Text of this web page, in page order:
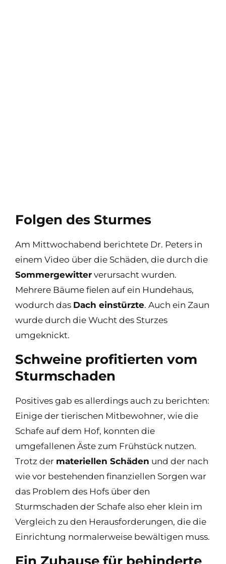
Folgen des Sturmes
Am Mittwochabend berichtete Dr. Peters in
einem Video über die Schäden, die durch die
Sommergewitter verursacht wurden.
Mehrere Bäume fielen auf ein Hundehaus,
wodurch das Dach einstürzte. Auch ein Zaun
wurde durch die Wucht des Sturzes
umgeknickt.
Schweine profitierten vom
Sturmschaden
Positives gab es allerdings auch zu berichten:
Einige der tierischen Mitbewohner, wie die
Schafe auf dem Hof, konnten die
umgefallenen Äste zum Frühstück nutzen.
Trotz der materiellen Schäden und der nach
wie vor bestehenden finanziellen Sorgen war
das Problem des Hofs über den
Sturmschaden der Schafe also eher klein im
Vergleich zu den Herausforderungen, die die
Einrichtung normalerweise bewältigen muss.